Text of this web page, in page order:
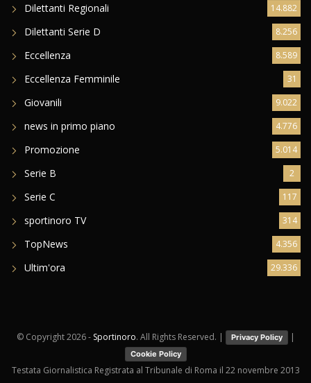
Dilettanti Regionali 14.882
Dilettanti Serie D 8.256
Eccellenza 8.589
Eccellenza Femminile 31
Giovanili 9.022
news in primo piano 4.776
Promozione 5.014
Serie B 2
Serie C 117
sportinoro TV 314
TopNews 4.356
Ultim'ora 29.336
© Copyright2026 - Sportinoro. All Rights Reserved. | Privacy Policy |
Cookie Policy
Testata Giornalistica Registrata al Tribunale di Roma il 22 novembre 2013